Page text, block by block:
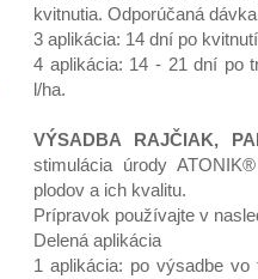
kvitnutia. Odporúčaná
3 aplikácia: 14 dní po
4 aplikácia: 14 - 21 dní po
l/ha.
VÝSADBA RAJČIAK,
stimulácia úrody
plodov a ich kvalitu.
Prípravok používajte v
Delená aplikácia
1 aplikácia: po výsadbe